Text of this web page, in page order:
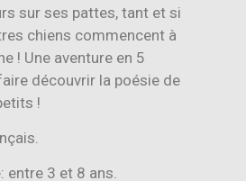
sur ses pattes, tant et si
chiens commencent à
! Une aventure en 5
découvrir la poésie de
!
entre 3 et 8 ans.